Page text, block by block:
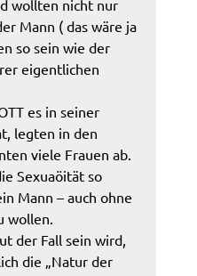
wollten nicht nur
Mann ( das wäre ja
so sein wie der
eigentlichen
es in seiner
legten in den
viele Frauen ab.
Sexuaöität so
Mann – auch ohne
wollen.
der Fall sein wird,
die „Natur der